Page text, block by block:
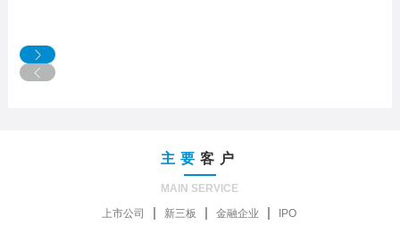
主要 客户
MAIN SERVICE
上市公司
新三板 金融企业 IPO